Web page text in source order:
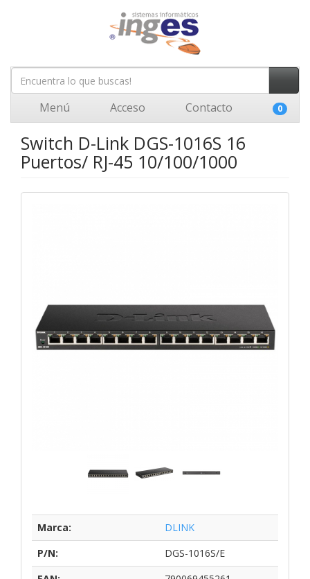
Menú Acceso Contacto 0
Switch D-Link DGS-1016S 16
Puertos/ RJ-45 10/100/1000
Marca:
DLINK
P/N:
DGS-1016S/E